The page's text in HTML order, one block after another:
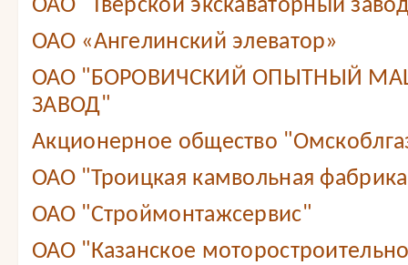
ОАО "Тверской экскаваторный
ОАО «Ангелинский элеватор»
ОАО "БОРОВИЧСКИЙ ОПЫТНЫЙ
ЗАВОД"
Акционерное общество
ОАО "Троицкая камвольная
ОАО "Строймонтажсервис"
ОАО "Казанское